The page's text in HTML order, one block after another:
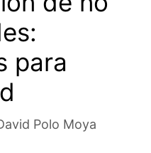
para
Polo Moya